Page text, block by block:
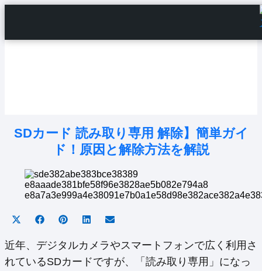
SDカード 読み取り専用 解除】簡単ガイ
ド！原因と解除方法を解説
Share
X
(Twitter)
Share
Facebook
Share
Pinterest
Share
LinkedInEmail
近年、デジタルカメラやスマートフォンで広く利用さ
れているSDカードですが、「読み取り専用」になっ